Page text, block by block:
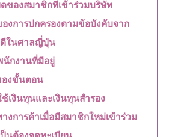
ของสมาชิกที่เข้าร่วมบริษัท
งการปกครองตามข้อบังคับจาก
ในศาลญี่ปุ่น
นักงานที่มีอยู่
งขั้นตอน
ช้เงินทุนและเงินทุนสำรอง
งการค้าเมื่อมีสมาชิกใหม่เข้าร่วม